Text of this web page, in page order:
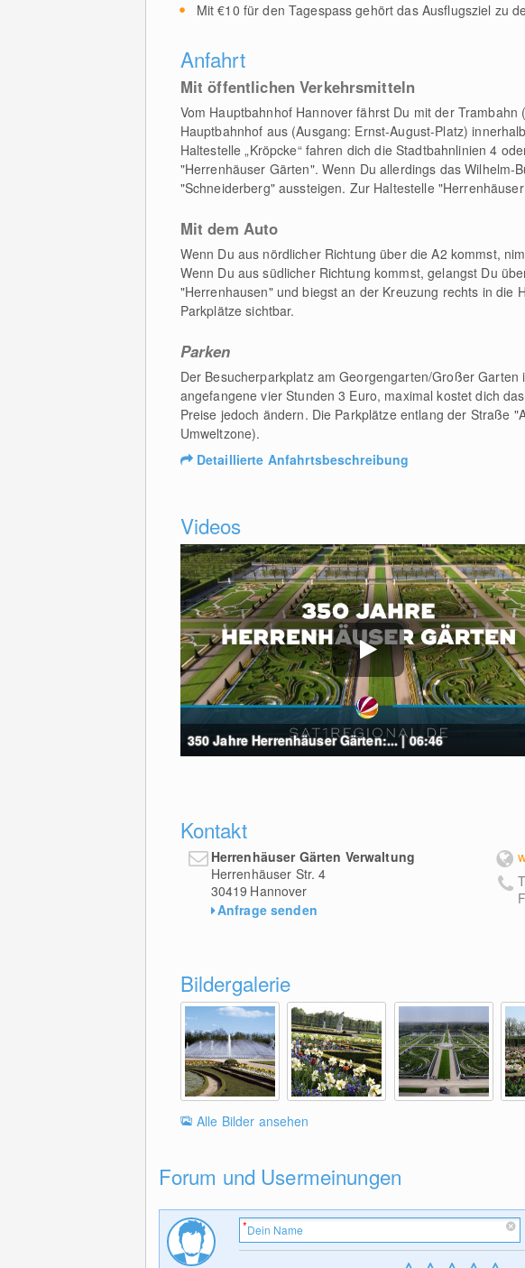
Mit €10 für den Tagespass gehört das Ausflugsziel zu
Anfahrt
Mit öffentlichen Verkehrsmitteln
Vom Hauptbahnhof Hannover fährst Du mit der
Hauptbahnhof aus (Ausgang: Ernst-August-Platz)
Haltestelle „Kröpcke“ fahren dich die Stadtbahnlinien 4
"Herrenhäuser Gärten". Wenn Du allerdings das
"Schneiderberg" aussteigen. Zur Haltestelle
Mit dem Auto
Wenn Du aus nördlicher Richtung über die A2 kommst,
Wenn Du aus südlicher Richtung kommst, gelangst Du
"Herrenhausen" und biegst an der Kreuzung rechts in
Parkplätze sichtbar.
Parken
Der Besucherparkplatz am Georgengarten/Großer
angefangene vier Stunden 3 Euro, maximal kostet dich
Preise jedoch ändern. Die Parkplätze entlang der Straße
Umweltzone).
Detaillierte Anfahrtsbeschreibung
Videos
350 Jahre Herrenhäuser Gärten:... | 06:46
Kontakt
Herrenhäuser Gärten Verwaltung
Herrenhäuser Str. 4
30419 Hannover
Anfrage senden
Bildergalerie
Alle Bilder ansehen
Forum und Usermeinungen